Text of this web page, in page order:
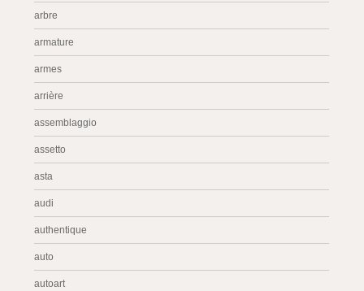
arbre
armature
armes
arrière
assemblaggio
assetto
asta
audi
authentique
auto
autoart